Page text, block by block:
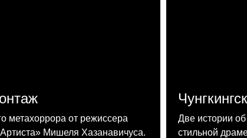
метахоррора от режиссера
Мишеля Хазанавичуса.
Две истории
стильной